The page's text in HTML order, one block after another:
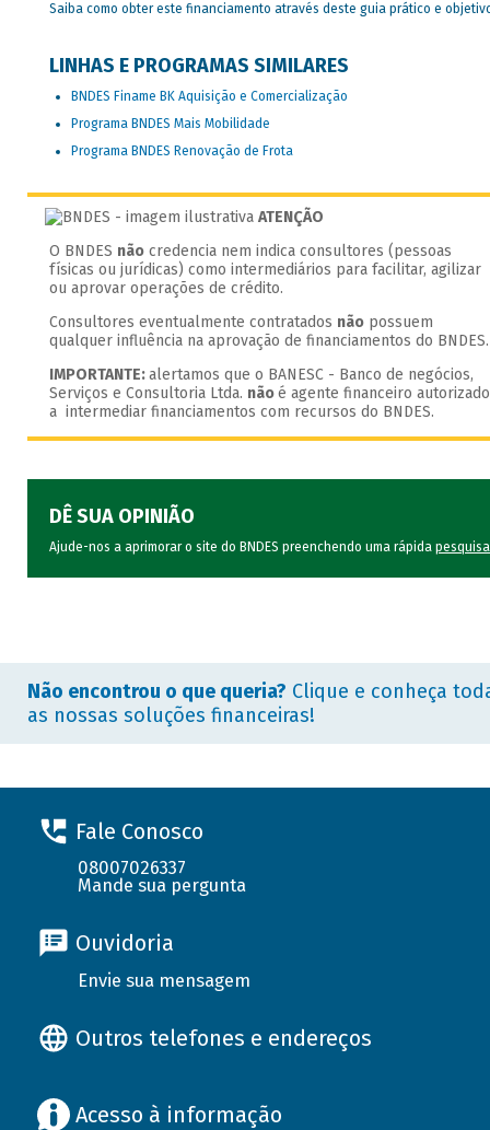
Saiba como obter este financiamento através deste guia prático e
LINHAS E PROGRAMAS SIMILARES
BNDES Finame BK Aquisição e Comercialização
Programa BNDES Mais Mobilidade
Programa BNDES Renovação de Frota
ATENÇÃO
O BNDES não credencia nem indica consultores (pessoas
físicas ou jurídicas) como intermediários para facilitar, agilizar
ou aprovar operações de crédito.
Consultores eventualmente contratados não possuem
qualquer influência na aprovação de financiamentos do BNDES.
IMPORTANTE:alertamos que o BANESC - Banco de negócios,
Serviços e Consultoria Ltda. nãoé agente financeiro autorizado
a intermediar financiamentos com recursos do BNDES.
DÊ SUA OPINIÃO
Ajude-nos a aprimorar o site do BNDES preenchendo uma rápida pesquisa
Não encontrou o que queria? Clique e conheça
as nossas soluções financeiras!
Fale Conosco
08007026337
Mande sua pergunta
Ouvidoria
Envie sua mensagem
Outros telefones e endereços
Acesso à informação